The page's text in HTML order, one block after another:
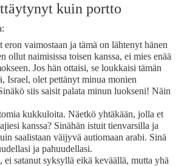
kuin portto
eron vaimostaan ja tämä on lähtenyt hänen
ollut naimisissa toisen kanssa, ei mies enää
Jos hän ottaisi, se loukkaisi tämän
Israel, olet pettänyt minua monien
siis saisit palata minun luokseni! Näin
kukkuloita. Näetkö yhtäkään, jolla et
kanssa? Sinähän istuit tienvarsilla ja
saalistaan väijyvä autiomaan arabi. Sinä
ja pahuudellasi.
ei satanut syksyllä eikä keväällä, mutta yhä